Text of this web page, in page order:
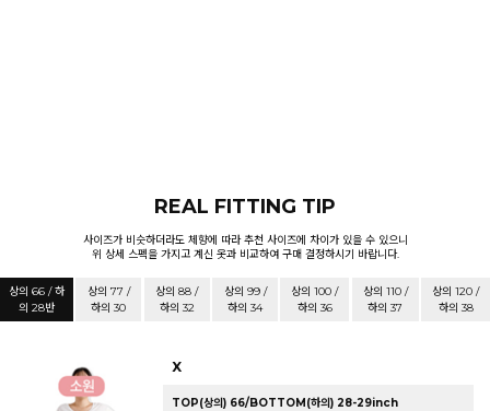
REAL FITTING TIP
사이즈가 비슷하더라도 체향에 따라 추천 사이즈에 차이가 있을 수 있으니
위 상세 스펙을 가지고 계신 옷과 비교하여 구매 결정하시기 바랍니다.
상의 66 / 하
의 28반
상의 77 /
하의 30
상의 88 /
하의 32
상의 99 /
하의 34
상의 100 /
하의 36
상의 110 /
하의 37
상의 120 /
하의 38
X
TOP(상의) 66/BOTTOM(하의) 28-29inch